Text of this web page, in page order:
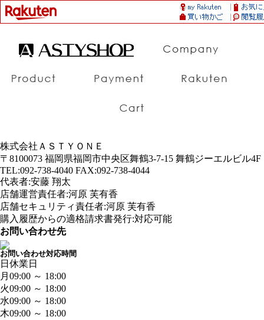
株式会社ＡＳＴＹＯＮＥ
〒8100073 福岡県福岡市中央区舞鶴3-7-15 舞鶴ジーエルビル4F
TEL:092-738-4040 FAX:092-738-4044
代表者:安藤 翔太
店舗運営責任者:河原 芙有香
店舗セキュリティ責任者:河原 芙有香
購入履歴からの適格請求書発行:対応可能
お問い合わせ先
お問い合わせ対応時間
日 休業日
月 09:00 ～ 18:00
火09:00 ～ 18:00
水09:00 ～ 18:00
木09:00 ～ 18:00